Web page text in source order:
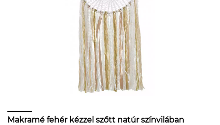
Makramé fehér kézzel szőtt natúr színvilában